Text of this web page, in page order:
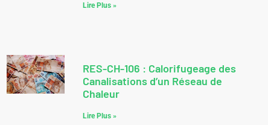
Lire Plus »
RES-CH-106 : Calorifugeage des
Canalisations d’un Réseau de
Chaleur
Lire Plus »